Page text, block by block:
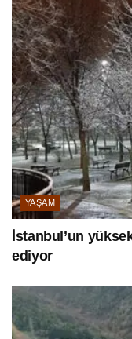
YAŞAM
İstanbul’un
ediyor